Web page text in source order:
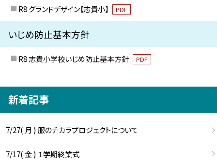
R8 グランドデザイン【志貴小】 PDF
いじめ防止基本方針
R8 志貴小学校いじめ防止基本方針 PDF
新着記事
7/27( 月 ) 服のチカラプロジェクトについて
7/17( 金 ) １学期終業式